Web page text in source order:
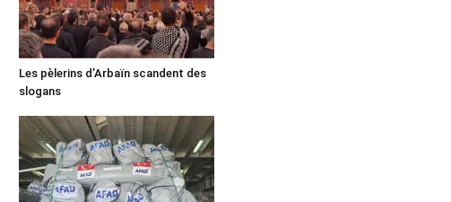
Les pèlerins d’Arbaïn scandent des
slogans